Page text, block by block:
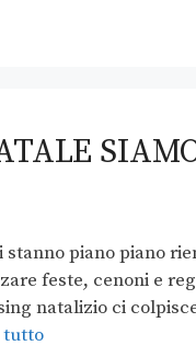
piano piano
feste, cenoni e
natalizio ci
tutto